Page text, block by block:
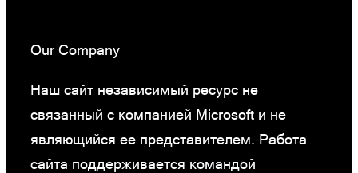
Our Company
Наш сайт независимый ресурс не
связанный с компанией Microsoft и не
являющийся ее представителем. Работа
сайта поддерживается командой